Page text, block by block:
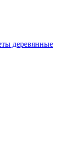
деревянные